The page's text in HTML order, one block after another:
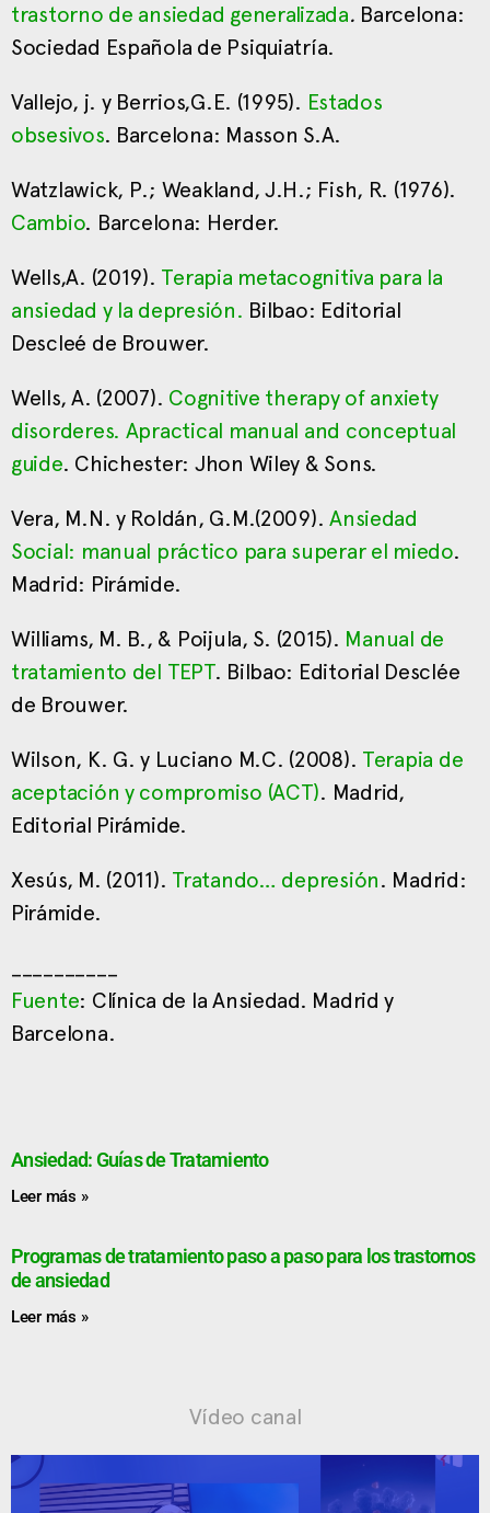
trastorno de ansiedad generalizada. Barcelona:
Sociedad Española de Psiquiatría.
Vallejo, j. y Berrios,G.E. (1995). Estados
obsesivos. Barcelona: Masson S.A.
Watzlawick, P.; Weakland, J.H.; Fish, R. (1976).
Cambio. Barcelona: Herder.
Wells,A. (2019). Terapia metacognitiva para la
ansiedad y la depresión. Bilbao: Editorial
Descleé de Brouwer.
Wells, A. (2007). Cognitive therapy of anxiety
disorderes. Apractical manual and conceptual
guide. Chichester: Jhon Wiley & Sons.
Vera, M.N. y Roldán, G.M.(2009).Ansiedad
Social: manual práctico para superar el miedo.
Madrid: Pirámide.
Williams, M. B., & Poijula, S. (2015). Manual de
tratamiento del TEPT. Bilbao: Editorial Desclée
de Brouwer.
Wilson, K. G. y Luciano M.C. (2008). Terapia de
aceptación y compromiso (ACT). Madrid,
Editorial Pirámide.
Xesús, M. (2011). Tratando… depresión. Madrid:
Pirámide.
__________
Fuente: Clínica de la Ansiedad. Madrid y
Barcelona.
Ansiedad: Guías de Tratamiento
Leer más »
Programas de tratamiento paso a paso para los trastornos
de ansiedad
Leer más »
Vídeo canal